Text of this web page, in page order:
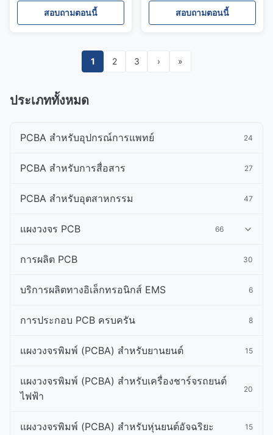
แบบครบวงจร
สอบถามตอนนี้
รวดเร็วในประเทศจีน
สอบถามตอนนี้
1 2 3 › »
ประเภททั้งหมด
PCBA สําหรับอุปกรณ์การแพทย์ 24
PCBA สําหรับการสื่อสาร 27
PCBA สําหรับอุตสาหกรรม 47
แผงวงจร PCB 66
การผลิต PCB 30
บริการผลิตทางอิเล็กทรอนิกส์ EMS 6
การประกอบ PCB ครบครัน 8
แผงวงจรพิมพ์ (PCBA) สำหรับยานยนต์ 15
แผงวงจรพิมพ์ (PCBA) สำหรับเครื่องชาร์จรถยนต์
ไฟฟ้า
20
แผงวงจรพิมพ์ (PCBA) สำหรับหุ่นยนต์อัจฉริยะ 15